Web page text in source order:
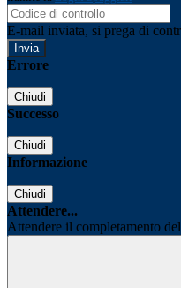
E-mail inviata, si prega di
Errore
Chiudi
Successo
Chiudi
Informazione
Chiudi
Attendere...
Attendere il completamento